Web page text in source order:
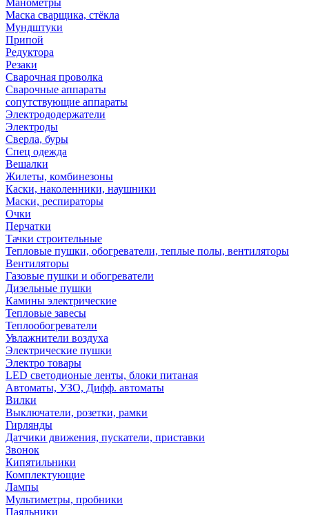
Манометры
Маска сварщика, стёкла
Мундштуки
Припой
Редуктора
Резаки
Сварочная проволка
Сварочные аппараты
сопутствующие аппараты
Электрододержатели
Электроды
Сверла, буры
Спец одежда
Вешалки
Жилеты, комбинезоны
Каски, наколенники, наушники
Маски, респираторы
Очки
Перчатки
Тачки строительные
Тепловые пушки, обогреватели, теплые полы, вентиляторы
Вентиляторы
Газовые пушки и обогреватели
Дизельные пушки
Камины электрические
Тепловые завесы
Теплообогреватели
Увлажнители воздуха
Электрические пушки
Электро товары
LED светодионые ленты, блоки питаная
Автоматы, УЗО, Дифф. автоматы
Вилки
Выключатели, розетки, рамки
Гирлянды
Датчики движения, пускатели, приставки
Звонок
Кипятильники
Комплектующие
Лампы
Мультиметры, пробники
Паяльники